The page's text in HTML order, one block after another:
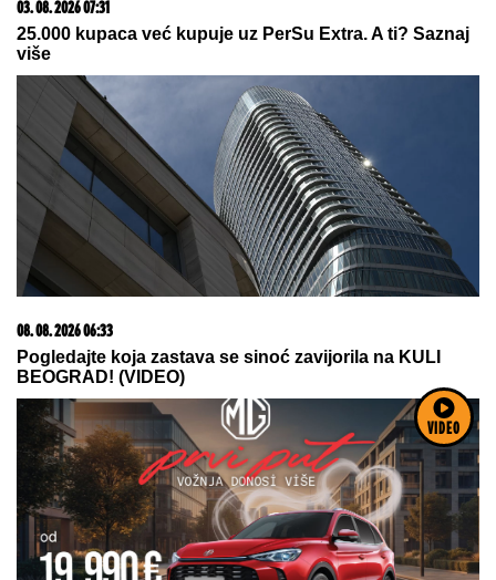
VIDEO
08. 08. 2026 06:30
LONDONSKI DERBI NA STARTU LIGA KUPA: Lavovi
leče rane bolnog kraja prošle sezone
08. 08. 2026 06:40
Potres u Premijer ligi: Liverpul dovodi štopera Barse